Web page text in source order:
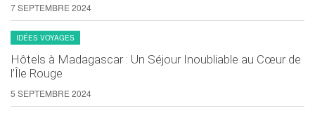
7 SEPTEMBRE 2024
IDÉES VOYAGES
Hôtels à Madagascar : Un Séjour Inoubliable au Cœur de
l’Île Rouge
5 SEPTEMBRE 2024